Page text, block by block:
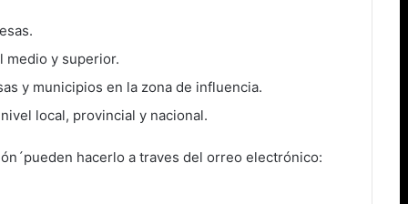
medio y superior.
y municipios en la zona de influencia.
local, provincial y nacional.
hacerlo a traves del orreo electrónico: